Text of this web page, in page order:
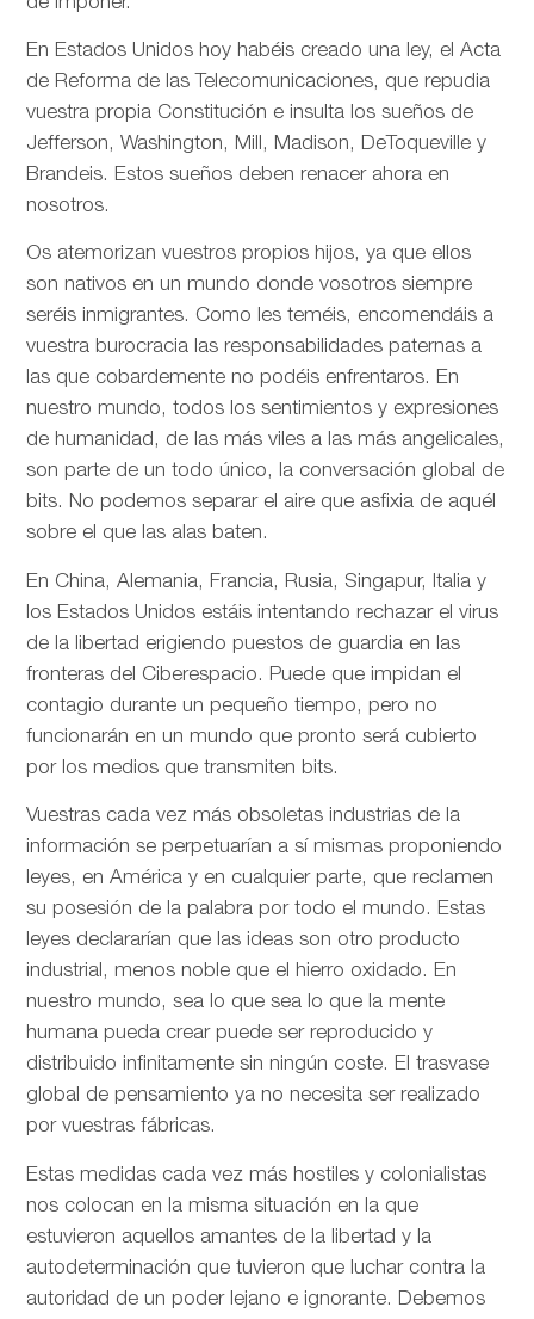
En Estados Unidos hoy habéis creado una ley, el Acta
de Reforma de las Telecomunicaciones, que repudia
vuestra propia Constitución e insulta los sueños de
Jefferson, Washington, Mill, Madison, DeToqueville y
Brandeis. Estos sueños deben renacer ahora en
nosotros.
Os atemorizan vuestros propios hijos, ya que ellos
son nativos en un mundo donde vosotros siempre
seréis inmigrantes. Como les teméis, encomendáis a
vuestra burocracia las responsabilidades paternas a
las que cobardemente no podéis enfrentaros. En
nuestro mundo, todos los sentimientos y expresiones
de humanidad, de las más viles a las más angelicales,
son parte de un todo único, la conversación global de
bits. No podemos separar el aire que asfixia de aquél
sobre el que las alas baten.
En China, Alemania, Francia, Rusia, Singapur, Italia y
los Estados Unidos estáis intentando rechazar el virus
de la libertad erigiendo puestos de guardia en las
fronteras del Ciberespacio. Puede que impidan el
contagio durante un pequeño tiempo, pero no
funcionarán en un mundo que pronto será cubierto
por los medios que transmiten bits.
Vuestras cada vez más obsoletas industrias de la
información se perpetuarían a sí mismas proponiendo
leyes, en América y en cualquier parte, que reclamen
su posesión de la palabra por todo el mundo. Estas
leyes declararían que las ideas son otro producto
industrial, menos noble que el hierro oxidado. En
nuestro mundo, sea lo que sea lo que la mente
humana pueda crear puede ser reproducido y
distribuido infinitamente sin ningún coste. El trasvase
global de pensamiento ya no necesita ser realizado
por vuestras fábricas.
Estas medidas cada vez más hostiles y colonialistas
nos colocan en la misma situación en la que
estuvieron aquellos amantes de la libertad y la
autodeterminación que tuvieron que luchar contra la
autoridad de un poder lejano e ignorante. Debemos